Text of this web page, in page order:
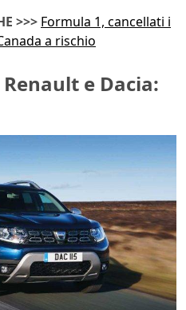
>>> Formula 1, cancellati i
a rischio
e Dacia: